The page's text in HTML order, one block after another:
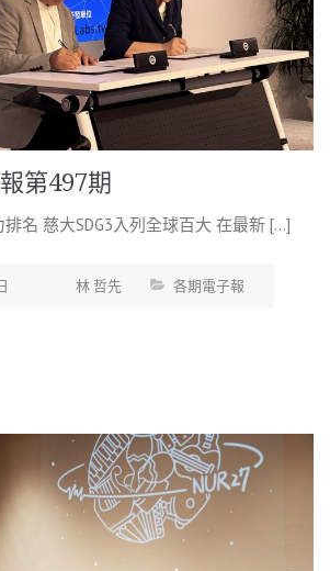
第497期
名 慈大SDG3入列全球百大 在最新 […]
林 哲先 各期電子報